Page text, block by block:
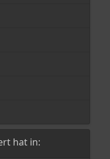
hat in: